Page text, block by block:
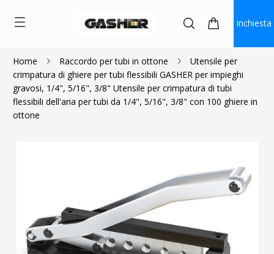
Inchiesta
Home Raccordo per tubi in ottone
Utensile per
crimpatura di ghiere per tubi flessibili GASHER per impieghi
gravosi, 1/4", 5/16", 3/8" Utensile per crimpatura di tubi
flessibili dell'aria per tubi da 1/4", 5/16", 3/8" con 100 ghiere in
ottone
$105.99